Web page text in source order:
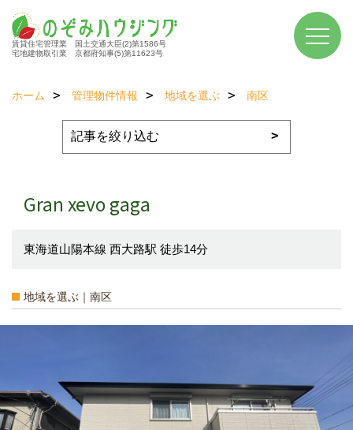
賃貸住宅管理業 国土交通大臣(2)第1586号
宅地建物取引業 京都府知事(5)第11623号
ホーム 管理物件情報 地域を選ぶ 南区
Gran xevo gaga
東海道山陽本線 西大路駅 徒歩14分
地域を選ぶ｜南区